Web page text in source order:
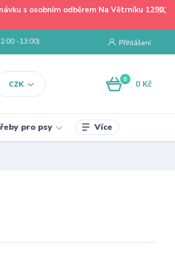
s osobním odběrem Na Větrníku 1290,
CZK
Přihlášení
-13:00)
0 0 Kč
pro psy Více